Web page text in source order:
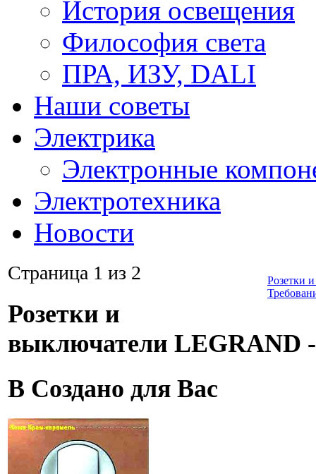
История освещения
Философия света
ПРА, ИЗУ, DALI
Наши советы
Электрика
Электронные
Электротехника
Новости
Розетки
Страница 1 из 2
Розетки и
выключатели LEGRAND
В Создано для Вас